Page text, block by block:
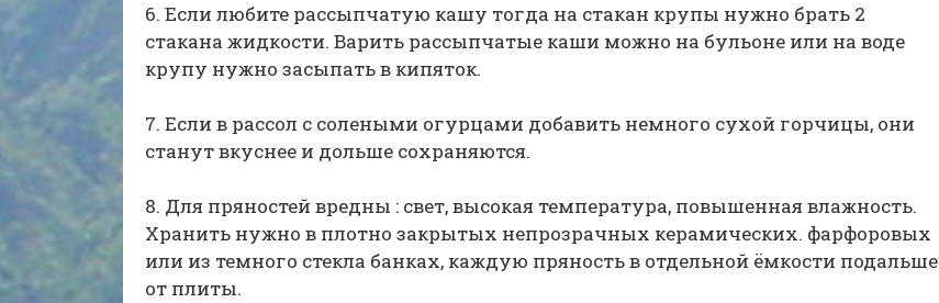
6. Если любите рассыпчатую кашу тогда на стакан крупы нужно брать 2
стакана жидкости. Варить рассыпчатые каши можно на бульоне или на воде
крупу нужно засыпать в кипяток.
7. Если в рассол с солеными огурцами добавить немного сухой горчицы, они
станут вкуснее и дольше сохраняются.
8. Для пряностей вредны : свет, высокая температура, повышенная влажность.
Хранить нужно в плотно закрытых непрозрачных керамических. фарфоровых
или из темного стекла банках, каждую пряность в отдельной ёмкости подальше
от плиты.